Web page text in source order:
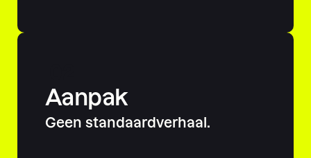
Aanpak
Geen standaardverhaal.